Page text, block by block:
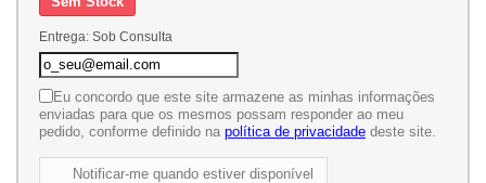
Entrega: Sob Consulta
Eu concordo que este site armazene as minhas informações
enviadas para que os mesmos possam responder ao meu
pedido, conforme definido na política de privacidade deste site.
Notificar-me quando estiver disponível